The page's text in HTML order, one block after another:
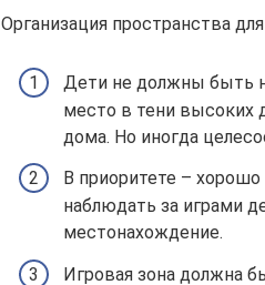
Организация пространства
Дети не должны быть
место в тени высоких
дома. Но иногда
В приоритете –
наблюдать за играми
местонахождение.
Игровая зона должна